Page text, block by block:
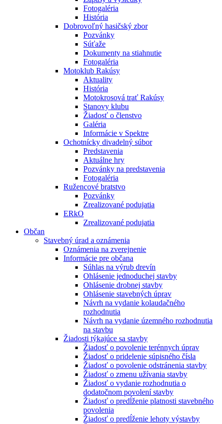
Fotogaléria
História
Dobrovoľný hasičský zbor
Pozvánky
Súťaže
Dokumenty na stiahnutie
Fotogaléria
Motoklub Rakúsy
Aktuality
História
Motokrosová trať Rakúsy
Stanovy klubu
Žiadosť o členstvo
Galéria
Informácie v Spektre
Ochotnícky divadelný súbor
Predstavenia
Aktuálne hry
Pozvánky na predstavenia
Fotogaléria
Ružencové bratstvo
Pozvánky
Zrealizované podujatia
ERkO
Zrealizované podujatia
Občan
Stavebný úrad a oznámenia
Oznámenia na zverejnenie
Informácie pre občana
Súhlas na výrub drevín
Ohlásenie jednoduchej stavby
Ohlásenie drobnej stavby
Ohlásenie stavebných úprav
Návrh na vydanie kolaudačného
rozhodnutia
Návrh na vydanie územného rozhodnutia
na stavbu
Žiadosti týkajúce sa stavby
Žiadosť o povolenie terénnych úprav
Žiadosť o pridelenie súpisného čísla
Žiadosť o povolenie odstránenia stavby
Žiadosť o zmenu užívania stavby
Žiadosť o vydanie rozhodnutia o
dodatočnom povolení stavby
Žiadosť o predĺženie platnosti stavebného
povolenia
Žiadosť o predĺženie lehoty výstavby